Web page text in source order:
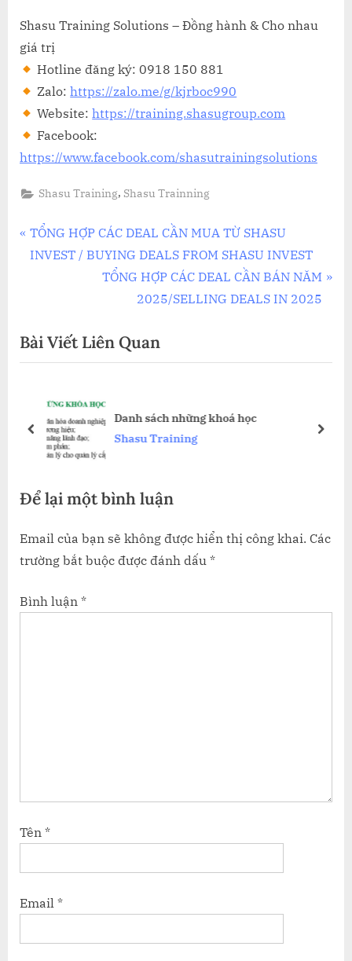
Shasu Training Solutions – Đồng hành & Cho nhau
giá trị
Hotline đăng ký: 0918 150 881
Zalo:https://zalo.me/g/kjrboc990
Website:https://training.shasugroup.com
Facebook:
https://www.facebook.com/shasutrainingsolutions
Shasu Training, Shasu Trainning
Điều
hướng
viết
P
r
o
u
o
:
TỔNG HỢP CÁC DEAL CẦN MUA TỪ SHASU
INVEST / BUYING DEALS FROM SHASU INVEST
N
t
P
s
t
:
TỔNG HỢP CÁC DEAL CẦN BÁN NĂM
2025/SELLING DEALS IN 2025
Bài Viết Liên Quan
Danh sách những khoá học
Shasu Training
prev next
Để lại một bình luận
Email của bạn sẽ không được hiển thị công khai. Các
trường bắt buộc được đánh dấu *
Bình luận *
Tên *
Email *